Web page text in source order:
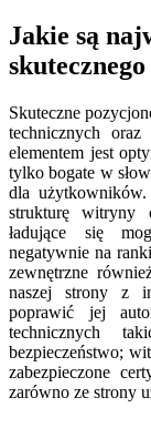
Jakie są
Skuteczne
technicznych
elementem jest
tylko bogate w
dla
strukturę witryny
ładujące się
negatywnie na
zewnętrzne
naszej strony z
poprawić jej
technicznych
bezpieczeństwo;
zabezpieczone
zarówno ze strony